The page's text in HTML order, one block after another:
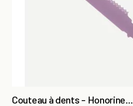
Couteau à dents - Honorine...